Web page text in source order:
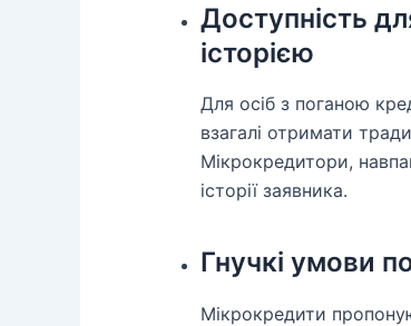
Доступність
історією
Для осіб з поганою
взагалі отримати
Мікрокредитори,
історії заявника.
Гнучкі умови
Мікрокредити